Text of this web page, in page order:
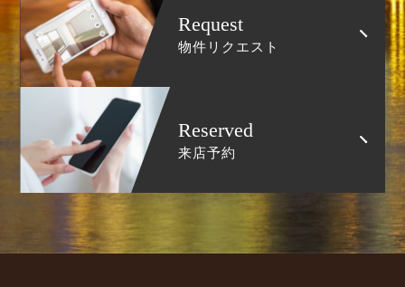
Request
物件リクエスト
Reserved
来店予約